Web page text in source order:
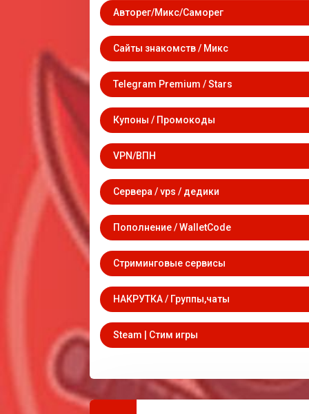
Авторег/Микс/Саморег
Сайты знакомств / Микс
Telegram Premium / Stars
Купоны / Промокоды
VPN/ВПН
Сервера / vps / дедики
Пополнение / WalletCode
Стриминговые сервисы
НАКРУТКА / Группы,чаты
Steam | Стим игры